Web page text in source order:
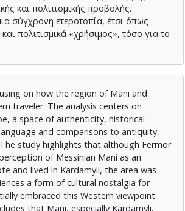
και πολιτισμικής προβολής.
σύγχρονη ετεροτοπία, έτσι όπως
πολιτισμικά «χρήσιμος», τόσο για το
on how the region of Mani and
traveler. The analysis centers on
a space of authenticity, historical
and comparisons to antiquity,
study highlights that although Fermor
of Messinian Mani as an
and lived in Kardamyli, the area was
a form of cultural nostalgia for
embraced this Western viewpoint
that Mani, especially Kardamyli,